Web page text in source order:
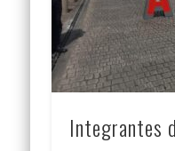
Integrantes